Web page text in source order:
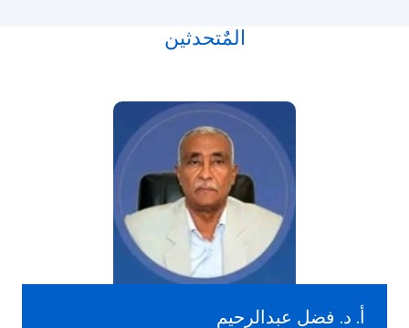
المٌتحدثين
أ. د. فضل عبدالرحيم